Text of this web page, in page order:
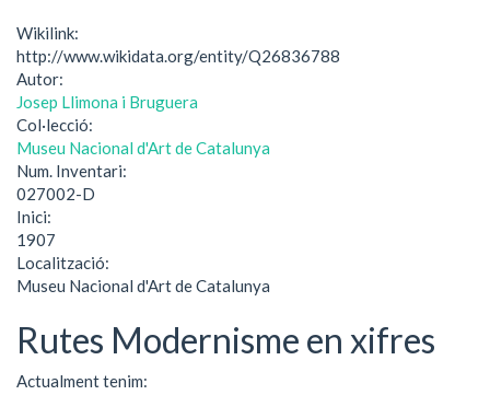
Wikilink:
http://www.wikidata.org/entity/Q26836788
Autor:
Josep Llimona i Bruguera
Col·lecció:
Museu Nacional d'Art de Catalunya
Num. Inventari:
027002-D
Inici:
1907
Localització:
Museu Nacional d'Art de Catalunya
Rutes Modernisme en xifres
Actualment tenim: